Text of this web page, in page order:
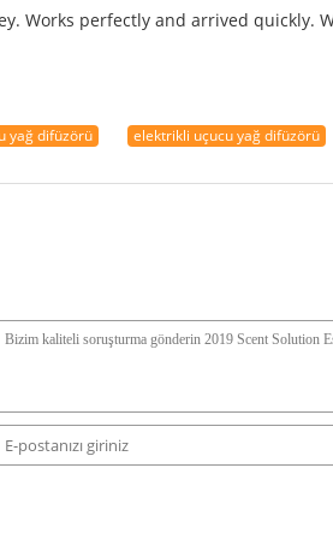
Works perfectly and arrived quickly.
yağ difüzörü elektrikli uçucu yağ difüzörü